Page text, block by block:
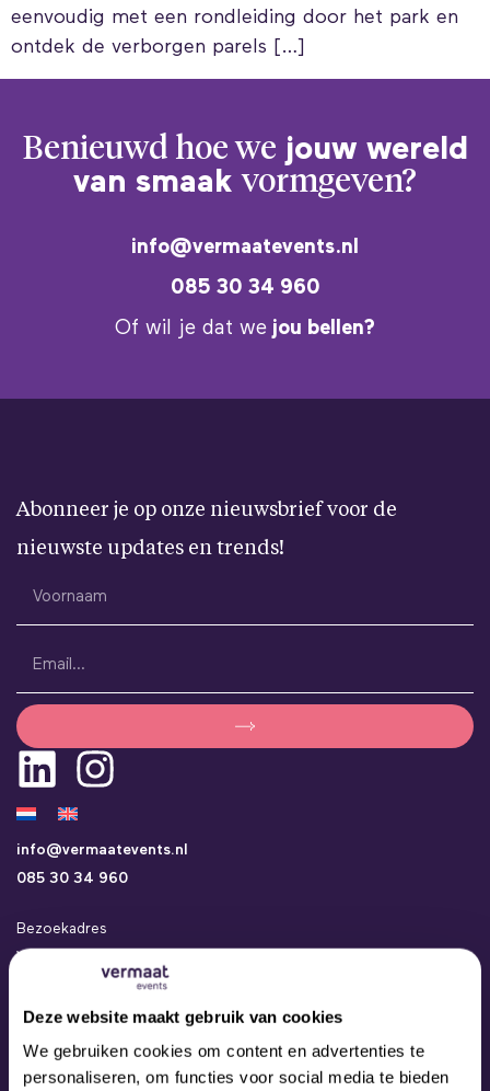
Deze website maakt gebruik van cookies
We gebruiken cookies om content en advertenties te
personaliseren, om functies voor social media te bieden
eenvoudig met een rondleiding door het park en
ontdek de verborgen parels […]
Benieuwd hoe we jouw wereld
van smaakvormgeven?
info@vermaatevents.nl
085 30 34 960
Of wil je dat we jou bellen?
Abonneer je op onze nieuwsbrief voor de
nieuwste updates en trends!
info@vermaatevents.nl
085 30 34 960
Bezoekadres
Vermaat Events
Kamerlingh Onneslaan 24a
3401 MZ IJsselstein
Concepten